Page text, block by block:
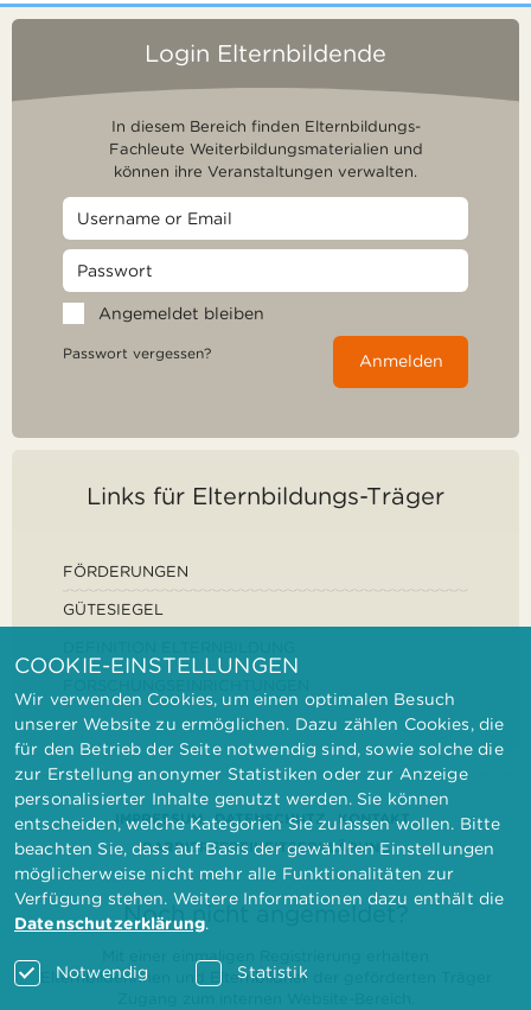
Login Elternbildende
In diesem Bereich finden Elternbildungs-
Fachleute Weiterbildungsmaterialien und
können ihre Veranstaltungen verwalten.
Angemeldet bleiben
Passwort vergessen? Anmelden
Links für Elternbildungs-Träger
FÖRDERUNGEN
GÜTESIEGEL
IMPRESSUM DATENSCHUTZ
KONTAKT
BARRIEREFREIHEITSERKLÄRUNG
Noch nicht angemeldet?
Elternbilderinnen und Elternbildner der geförderten Träger
COOKIE-EINSTELLUNGEN
Wir verwenden Cookies, um einen optimalen Besuch
unserer Website zu ermöglichen. Dazu zählen Cookies, die
für den Betrieb der Seite notwendig sind, sowie solche die
zur Erstellung anonymer Statistiken oder zur Anzeige
personalisierter Inhalte genutzt werden. Sie können
entscheiden, welche Kategorien Sie zulassen wollen. Bitte
beachten Sie, dass auf Basis der gewählten Einstellungen
möglicherweise nicht mehr alle Funktionalitäten zur
Verfügung stehen. Weitere Informationen dazu enthält die
Datenschutzerklärung.
Notwendig Statistik